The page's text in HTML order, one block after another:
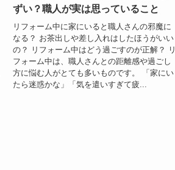
ずい？職人が実は思っていること
リフォーム中に家にいると職人さんの邪魔に
なる？ お茶出しや差し入れはしたほうがいい
の？ リフォーム中はどう過ごすのが正解？ リ
フォーム中は、職人さんとの距離感や過ごし
方に悩む人がとても多いものです。 「家にい
たら迷惑かな」「気を遣いすぎて疲...